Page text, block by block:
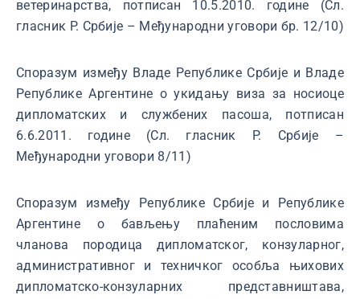
ветеринарства, потписан 10.5.2010. године (Сл.
гласник Р. Србије – Међународни уговори бр. 12/10)
Споразум између Владе Републике Србије и Владе
Републике Аргентине о укидању виза за носиоце
дипломатских и службених пасоша, потписан
6.6.2011. године (Сл. гласник Р. Србије –
Међународни уговори 8/11)
Споразум између Републике Србије и Републике
Аргентине о бављењу плаћеним пословима
чланова породица дипломатског, конзуларног,
административног и техничког особља њихових
дипломатско-конзуларних представништава,